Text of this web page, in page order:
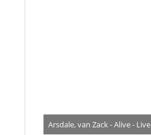
Arsdale, van Zack - Alive -